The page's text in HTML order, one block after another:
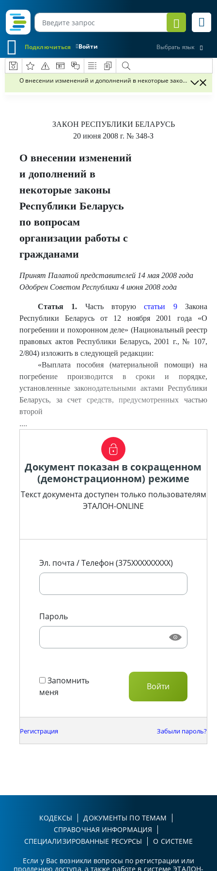
Войти
Подключиться Выбрать язык
О внесении изменений и дополнений в некоторые законы
ЗАКОН РЕСПУБЛИКИ БЕЛАРУСЬ
20 июня 2008 г. № 348-З
О внесении изменений
и дополнений в
некоторые законы
Республики Беларусь
по вопросам
организации работы с
гражданами
Принят Палатой представителей 14 мая 2008 года
Одобрен Советом Республики 4 июня 2008 года
Статья 1. Часть вторуюстатьи 9Закона
Республики Беларусь от 12 ноября 2001 года «О
погребении и похоронном деле» (Национальный реестр
правовых актов Республики Беларусь, 2001 г., № 107,
2/804) изложить в следующей редакции:
«Выплата пособия (материальной помощи) на
погребение производится в сроки и порядке,
установленные законодательными актами Республики
Беларусь, за счет средств, предусмотренных частью
второй
....
Документ показан в сокращенном
(демонстрационном) режиме
Текст документа доступен только пользователям
ЭТАЛОН-ONLINE
Эл. почта / Телефон (375XXXXXXXXX)
Пароль
Запомнить
меня
Регистрация Забыли пароль?
КОДЕКСЫ
ДОКУМЕНТЫ ПО ТЕМАМ
СПРАВОЧНАЯ ИНФОРМАЦИЯ
СПЕЦИАЛИЗИРОВАННЫЕ РЕСУРСЫ
О СИСТЕМЕ
Если у Вас возникли вопросы по регистрации или
продлению доступа, а также работе в системе ЭТАЛОН-